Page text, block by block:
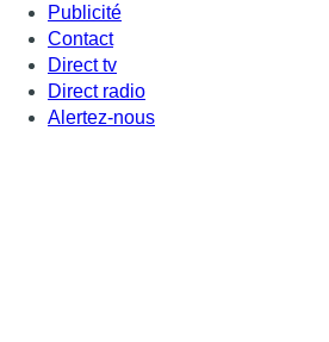
Publicité
Contact
Direct tv
Direct radio
Alertez-nous